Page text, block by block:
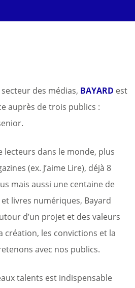
des médias, BAYARD est
auprès de trois publics :
lecteurs dans le monde, plus
(ex. J’aime Lire), déjà 8
mais aussi une centaine de
livres numériques, Bayard
d’un projet et des valeurs
création, les convictions et la
avec nos publics.
talents est indispensable